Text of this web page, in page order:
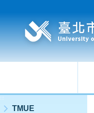
:::
TMUE